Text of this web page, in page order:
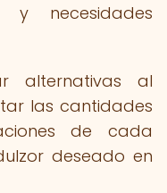
necesidades
alternativas al
las cantidades
de cada
deseado en